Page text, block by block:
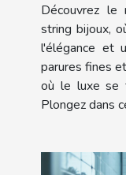
Découvrez le
string bijoux,
l'élégance et
parures fines
où le luxe se
Plongez dans